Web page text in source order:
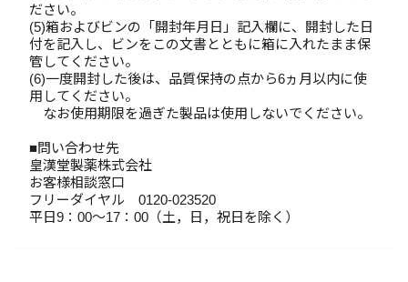
ださい。
(5)箱およびビンの「開封年月日」記入欄に、開封した日
付を記入し、ビンをこの文書とともに箱に入れたまま保
管してください。
(6)一度開封した後は、品質保持の点から6ヵ月以内に使
用してください。
なお使用期限を過ぎた製品は使用しないでください。
■問い合わせ先
皇漢堂製薬株式会社
お客様相談窓口
フリーダイヤル 0120-023520
平日9：00～17：00（土，日，祝日を除く）